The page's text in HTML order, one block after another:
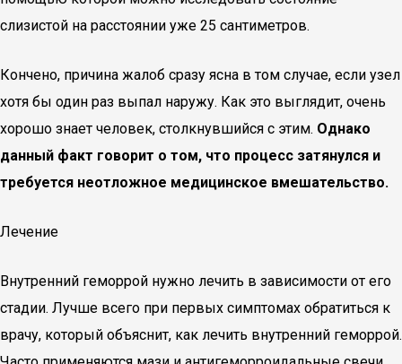
слизистой на расстоянии уже 25 сантиметров.
Кончено, причина жалоб сразу ясна в том случае, если узел
хотя бы один раз выпал наружу. Как это выглядит, очень
хорошо знает человек, столкнувшийся с этим. Однако
данный факт говорит о том, что процесс затянулся и
требуется неотложное медицинское вмешательство.
Лечение
Внутренний геморрой нужно лечить в зависимости от его
стадии. Лучше всего при первых симптомах обратиться к
врачу, который объяснит, как лечить внутренний геморрой.